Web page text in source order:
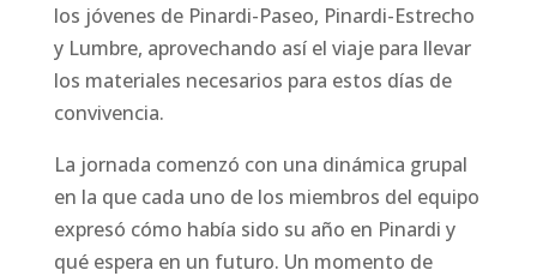
los jóvenes de Pinardi-Paseo, Pinardi-Estrecho
y Lumbre, aprovechando así el viaje para llevar
los materiales necesarios para estos días de
convivencia.
La jornada comenzó con una dinámica grupal
en la que cada uno de los miembros del equipo
expresó cómo había sido su año en Pinardi y
qué espera en un futuro. Un momento de